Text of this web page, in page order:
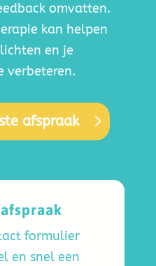
omvatten.
kan helpen
en je
verbeteren.
afspraak
formulier
en snel een